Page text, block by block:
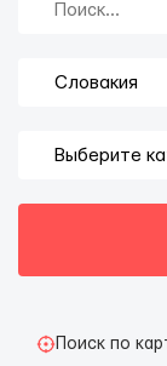
Поиск по